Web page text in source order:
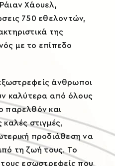
Χάουελ,
750 εθελοντών,
της
με το επίπεδο
άνθρωποι
καλύτερα από όλους
παρελθόν και
στιγμές,
προδιάθεση να
τη ζωή τους. Το
τους εσωστρεφείς που